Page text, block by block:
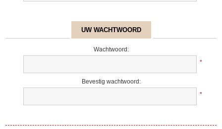
UW WACHTWOORD
Wachtwoord:
*
Bevestig wachtwoord:
*